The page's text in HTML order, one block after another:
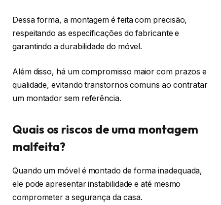
Dessa forma, a montagem é feita com precisão,
respeitando as especificações do fabricante e
garantindo a durabilidade do móvel.
Além disso, há um compromisso maior com prazos e
qualidade, evitando transtornos comuns ao contratar
um montador sem referência.
Quais os riscos de uma montagem
malfeita?
Quando um móvel é montado de forma inadequada,
ele pode apresentar instabilidade e até mesmo
comprometer a segurança da casa.